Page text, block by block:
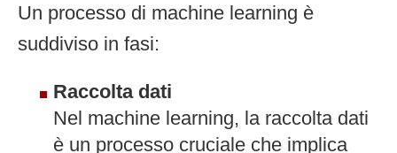
Un processo di machine learning è
suddiviso in fasi:
Raccolta dati
Nel machine learning, la raccolta dati
è un processo cruciale che implica